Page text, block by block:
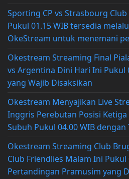
Sporting CP vs Strasbourg
Pukul 01.15 WIB tersedia
OkeStream untuk menemani
Okestream Streaming Final
vs Argentina Dini Hari Ini Pukul
yang Wajib Disaksikan
Okestream Menyajikan Live
Inggris Perebutan Posisi Ketiga
Subuh Pukul 04.00 WIB
Okestream Streaming Club
Club Friendlies Malam Ini Pukul
Pertandingan Pramusim yang